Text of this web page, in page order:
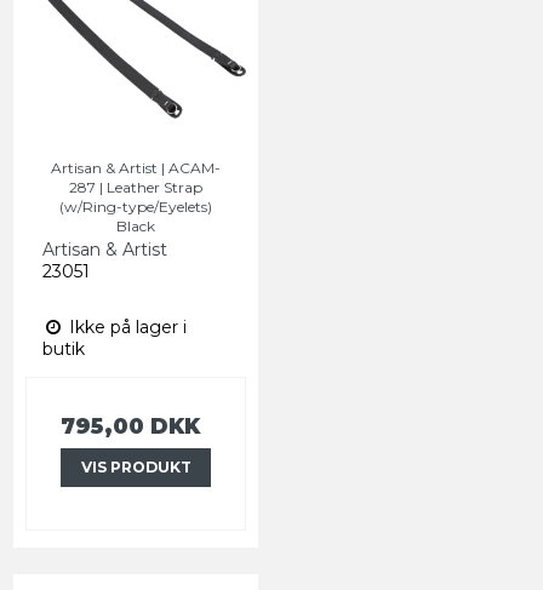
Artisan & Artist | ACAM-
287 | Leather Strap
(w/Ring-type/Eyelets)
Black
Artisan & Artist
23051
Ikke på lager i
butik
795,00 DKK
VIS PRODUKT